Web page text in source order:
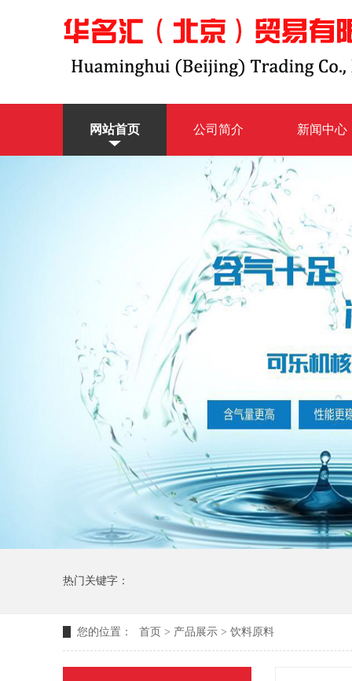
网站首页 公司简介 新闻中心
热门关键字：
您的位置： 首页 > 产品展示 > 饮料原料